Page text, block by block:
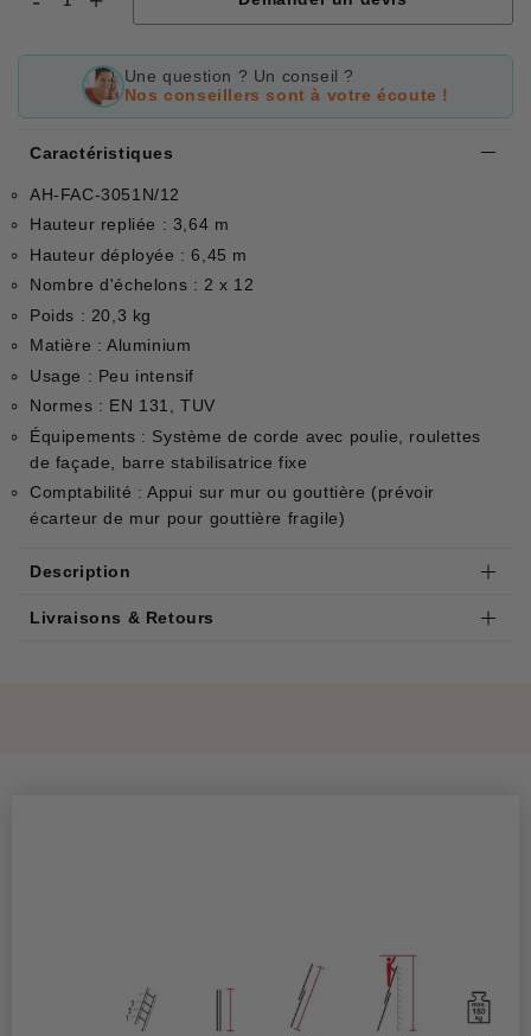
Une question ? Un conseil ?
Nos conseillers sont à votre écoute !
Caractéristiques
AH-FAC-3051N/12
Hauteur repliée : 3,64 m
Hauteur déployée : 6,45 m
Nombre d'échelons : 2 x 12
Poids : 20,3 kg
Matière : Aluminium
Usage : Peu intensif
Normes : EN 131, TUV
Équipements : Système de corde avec poulie, roulettes
de façade, barre stabilisatrice fixe
Comptabilité : Appui sur mur ou gouttière (prévoir
écarteur de mur pour gouttière fragile)
Description
Livraisons & Retours